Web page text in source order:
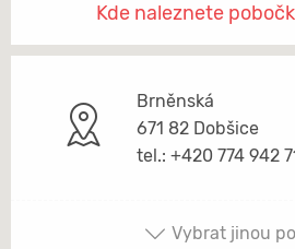
Kde naleznete
Brněnská
671 82 Dobšice
tel.: +420 774 942
Vybrat jinou